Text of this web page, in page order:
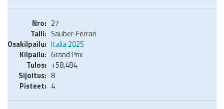
27
Sauber-Ferrari
Italia 2025
Grand Prix
+58,484
8
4